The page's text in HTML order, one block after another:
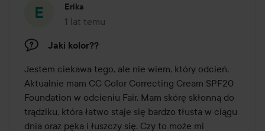
Erika
1 lat temu
Post został utworzony 1 lat temu
Jaki kolor??
Jestem ciekawa tego, ale nie wiem, który odcień.
Aktualnie mam CC Color Correcting Cream SPF20
Foundation w odcieniu Fair. Mam skórę skłonną do
trądziku, która łatwo staje się bardzo tłusta w ciągu
dnia oraz pęka i łuszczy się. Czy to może mi